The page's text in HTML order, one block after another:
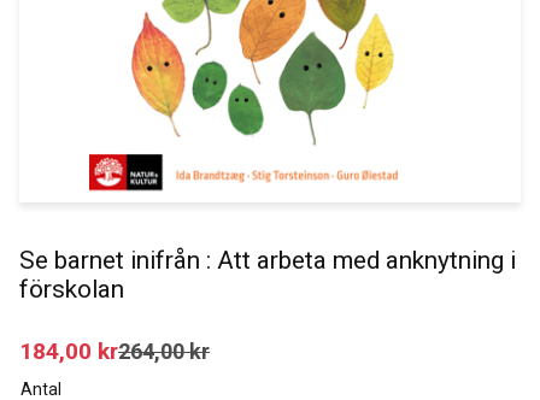
Se barnet inifrån : Att arbeta med anknytning i
förskolan
Nedsatt pris:
184,00 krOrdinarie pris:
264,00kr
Antal